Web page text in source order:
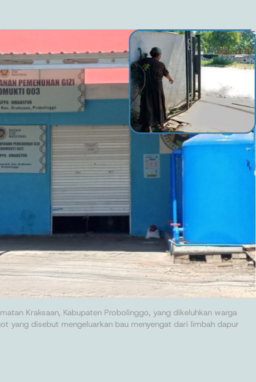
Kraksaan, Kabupaten Probolinggo, yang dikeluhkan warga
yang disebut mengeluarkan bau menyengat dari limbah dapur